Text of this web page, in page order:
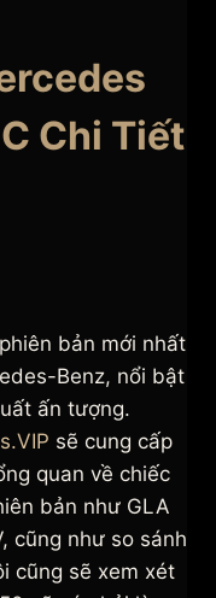
Chi Tiết
bản mới nhất
Benz, nổi bật
ấn tượng.
sẽ cung cấp
quan về chiếc
bản như GLA
cũng như so sánh
cũng sẽ xem xét